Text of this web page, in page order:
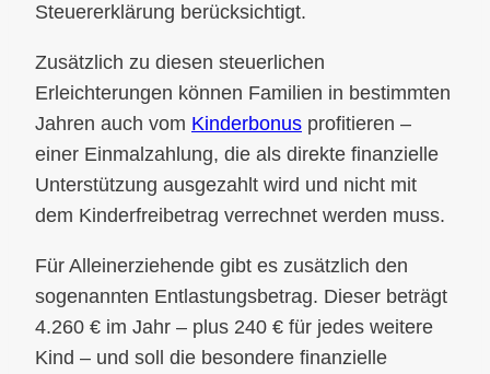
Steuererklärung berücksichtigt.
Zusätzlich zu diesen steuerlichen
Erleichterungen können Familien in bestimmten
Jahren auch vom Kinderbonus profitieren –
einer Einmalzahlung, die als direkte finanzielle
Unterstützung ausgezahlt wird und nicht mit
dem Kinderfreibetrag verrechnet werden muss.
Für Alleinerziehende gibt es zusätzlich den
sogenannten Entlastungsbetrag. Dieser beträgt
4.260 € im Jahr – plus 240 € für jedes weitere
Kind – und soll die besondere finanzielle